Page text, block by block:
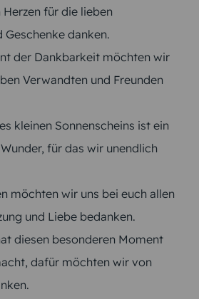
für die lieben
Geschenke danken.
der Dankbarkeit möchten wir
Verwandten und Freunden
kleinen Sonnenscheins ist ein
für das wir unendlich
möchten wir uns bei euch allen
und Liebe bedanken.
diesen besonderen Moment
dafür möchten wir von